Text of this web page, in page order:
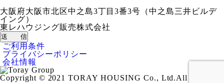
大阪府大阪市北区中之島3丁目3番3号（中之島三井ビルデ
イング）
東レハウジング販売株式会社
ご利用条件
プライバシーポリシー
会社情報
Copyright © 2021 TORAY HOUSING Co., Ltd.All Rights